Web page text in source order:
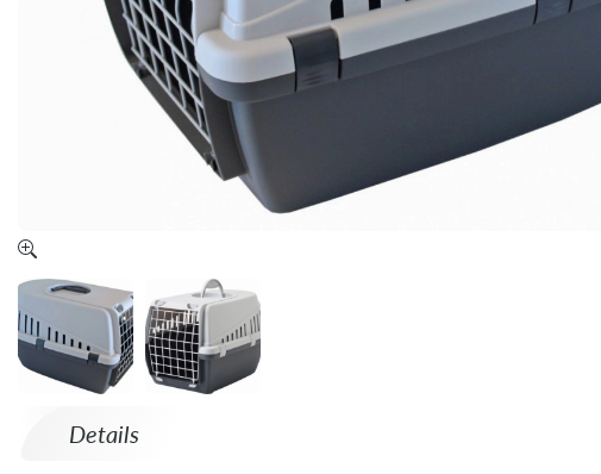
Details